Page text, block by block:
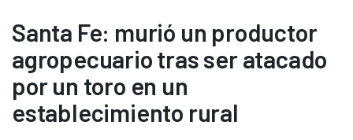
Santa Fe: murió un productor
agropecuario tras ser atacado
por un toro en un
establecimiento rural